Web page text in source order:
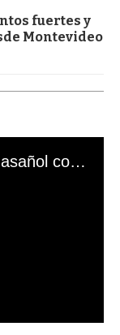
fuertes y
Montevideo
El mal momento de Yanina Gasañol con un hincha argentino en "Subrayado"